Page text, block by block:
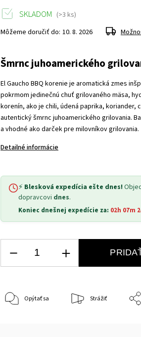
Šmrnc juhoamerického
El Gaucho BBQ korenie je aromatická zmes
pokrmom jedinečnú chuť grilovaného mäsa,
korenín, ako je chili, údená paprika, koriander,
autentický šmrnc juhoamerického grilovania.
a vhodné ako darček pre milovníkov grilovania.
Detailné informácie
⚡ Blesková expedícia ešte dnes!
dopravcovi dnes.
Koniec dnešnej expedície za: 02h 07m
SKLADOM (>3 ks)
Môžeme doručiť do: 10. 8. 2026
Opýtať sa Strážiť